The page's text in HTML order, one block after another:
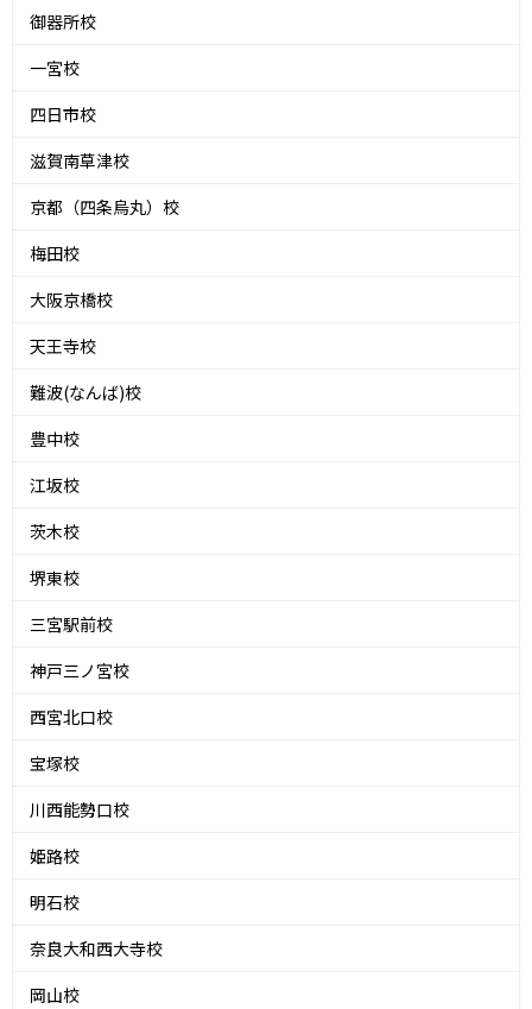
御器所校
一宮校
四日市校
滋賀南草津校
京都（四条烏丸）校
梅田校
大阪京橋校
天王寺校
難波(なんば)校
豊中校
江坂校
茨木校
堺東校
三宮駅前校
神戸三ノ宮校
西宮北口校
宝塚校
川西能勢口校
姫路校
明石校
奈良大和西大寺校
岡山校